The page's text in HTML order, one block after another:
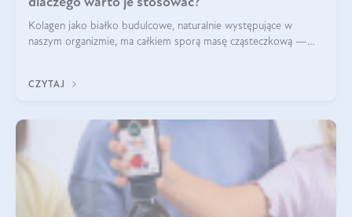
Kolagen jako białko budulcowe, naturalnie występujące w
naszym organizmie, ma całkiem sporą masę cząsteczkową —
bardziej biodostępny
CZYTAJ